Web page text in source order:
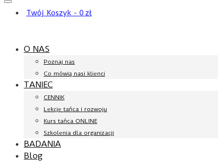
Twój Koszyk - 0 zł
O NAS
Poznaj nas
Co mówią nasi klienci
TANIEC
CENNIK
Lekcje tańca i rozwoju
Kurs tańca ONLINE
Szkolenia dla organizacji
BADANIA
Blog